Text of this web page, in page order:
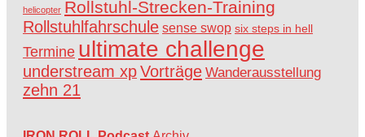
helicopter Rollstuhl-Strecken-Training
Rollstuhlfahrschule sense swop six steps in hell
Termine ultimate challenge
understream xpVorträge Wanderausstellung
zehn 21